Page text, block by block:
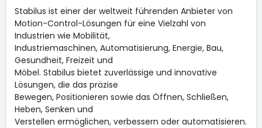
Stabilus ist einer der weltweit führenden Anbieter von
Motion-Control-Lösungen für eine Vielzahl von
Industrien wie Mobilität,
Industriemaschinen, Automatisierung, Energie, Bau,
Gesundheit, Freizeit und
Möbel. Stabilus bietet zuverlässige und innovative
Lösungen, die das präzise
Bewegen, Positionieren sowie das Öffnen, Schließen,
Heben, Senken und
Verstellen ermöglichen, verbessern oder automatisieren.